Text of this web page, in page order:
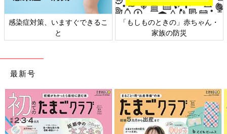
感染症対策、いますぐできるこ
と
「もしものときの」赤ちゃん・
家族の防災
最新号